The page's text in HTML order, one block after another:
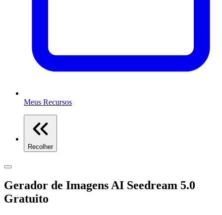
Meus Recursos
Recolher
Gerador de Imagens AI Seedream 5.0
Gratuito